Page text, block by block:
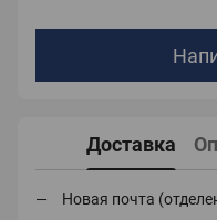
Доставка
Новая почта